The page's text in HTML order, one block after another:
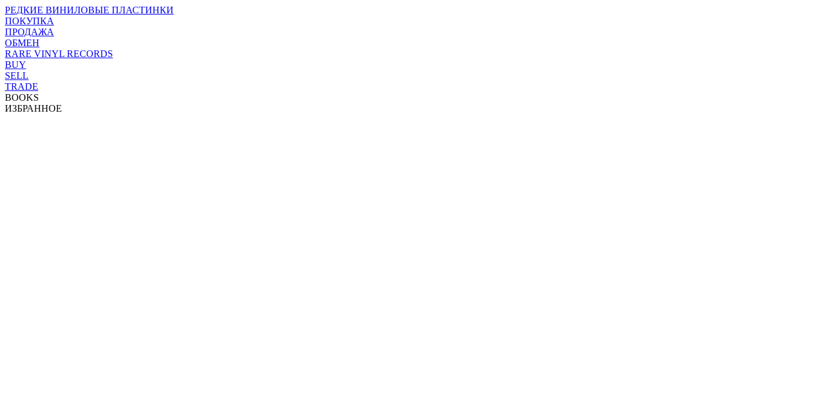
РЕДКИЕ ВИНИЛОВЫЕ ПЛАСТИНКИ
ПОКУПКА
ПРОДАЖА
ОБМЕН
RARE VINYL RECORDS
BUY
SELL
TRADE
BOOKS
ИЗБРАННОЕ